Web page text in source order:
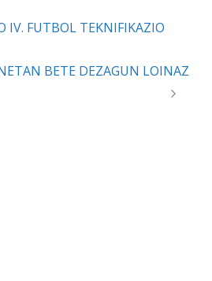
IV. FUTBOL TEKNIFIKAZIO
BETE DEZAGUN LOINAZ